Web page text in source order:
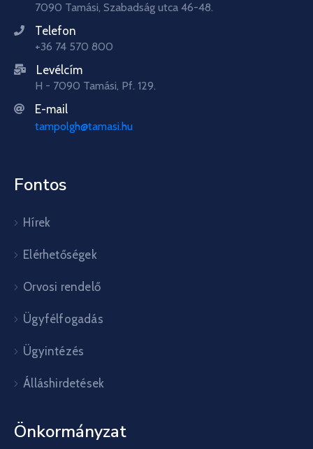
7090 Tamási, Szabadság utca 46-48.
Telefon
+36 74 570 800
Levélcím
H - 7090 Tamási, Pf. 129.
E-mail
tampolgh@tamasi.hu
Fontos
Hírek
Elérhetőségek
Orvosi rendelő
Ügyfélfogadás
Ügyintézés
Álláshirdetések
Önkormányzat